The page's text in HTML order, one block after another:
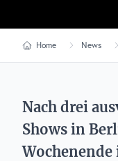
Home News
Nach drei
Shows in
Wochenende